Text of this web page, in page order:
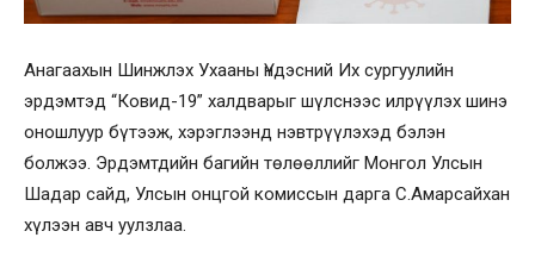
Анагаахын Шинжлэх Ухааны Үндэсний Их сургуулийн
эрдэмтэд “Ковид-19” халдварыг шүлснээс илрүүлэх шинэ
оношлуур бүтээж, хэрэглээнд нэвтрүүлэхэд бэлэн
болжээ. Эрдэмтдийн багийн төлөөллийг Монгол Улсын
Шадар сайд, Улсын онцгой комиссын дарга С.Амарсайхан
хүлээн авч уулзлаа.